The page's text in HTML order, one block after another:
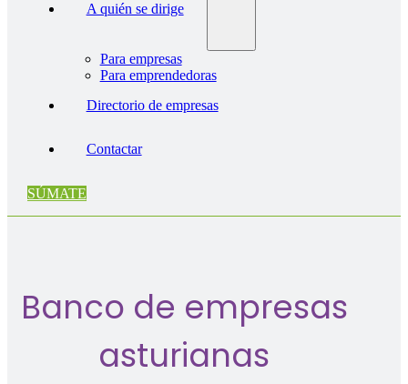
A quién se dirige
Para empresas
Para emprendedoras
Directorio de empresas
Contactar
SÚMATE
Banco de empresas
asturianas